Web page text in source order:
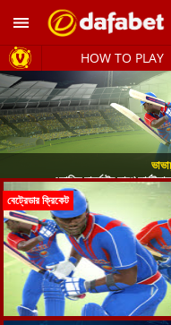
HOW TO PLAY
একাধিক মার্কেটের সাথে
বেট্রেডার ক্রিকেট